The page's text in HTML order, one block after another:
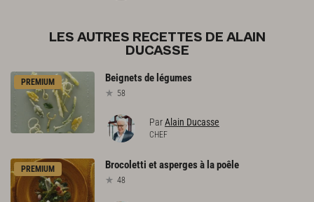
LES AUTRES RECETTES DE ALAIN
DUCASSE
PREMIUM Beignetsde légumes
58
ParAlain Ducasse
CHEF
PREMIUM Brocoletti etaspergesà lapoêle
48